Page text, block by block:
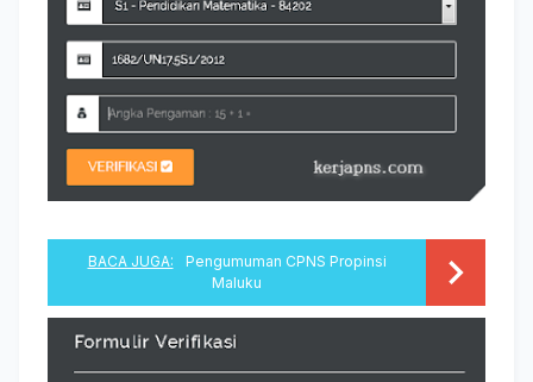
BACA JUGA:
Pengumuman CPNS Propinsi
Maluku